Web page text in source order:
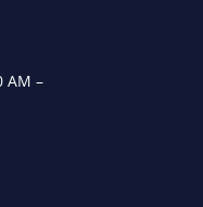
AM –